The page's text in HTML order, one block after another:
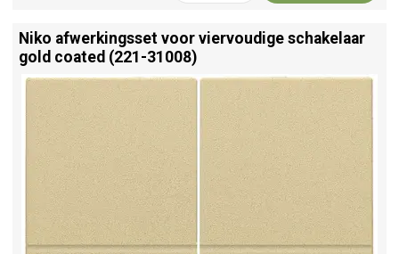
Niko afwerkingsset voor viervoudige schakelaar
gold coated (221-31008)